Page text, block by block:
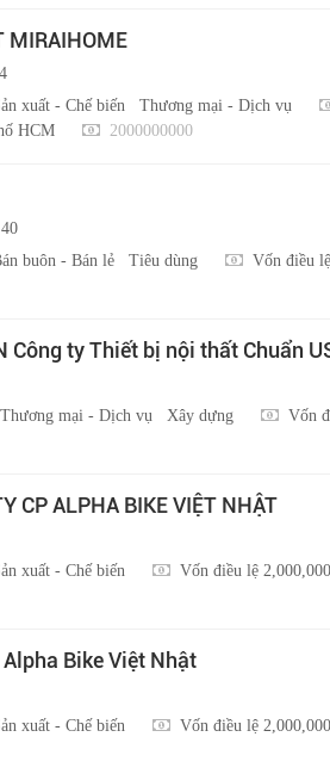
MIRAIHOME
xuất - Chế biến Thương mại - Dịch vụ
HCM 2000000000
40
buôn - Bán lẻ Tiêu dùng Vốn điều
Công ty Thiết bị nội thất Chuẩn
Thương mại - Dịch vụ Xây dựng Vốn
CP ALPHA BIKE VIỆT NHẬT
xuất - Chế biến Vốn điều lệ
Alpha Bike Việt Nhật
xuất - Chế biến Vốn điều lệ